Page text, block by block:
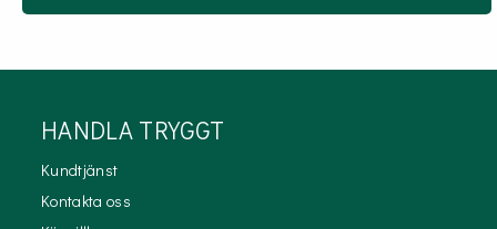
HANDLA TRYGGT
Kundtjänst
Kontakta oss